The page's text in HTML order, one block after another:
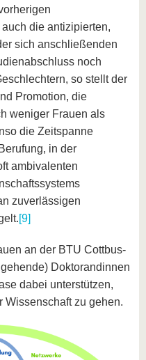
die antizipierten,
sich anschließenden
noch
so stellt der
Promotion, die
weniger Frauen als
die Zeitspanne
in der
ambivalenten
zuverlässigen
[9]
an der BTU Cottbus-
Doktorandinnen
dabei unterstützen,
Wissenschaft zu gehen.